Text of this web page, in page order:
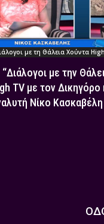
με τη Θάλεια Χούντα
“Διάλογοι με την
TV με τον Δικηγόρο
Νίκο Κασκαβέλη